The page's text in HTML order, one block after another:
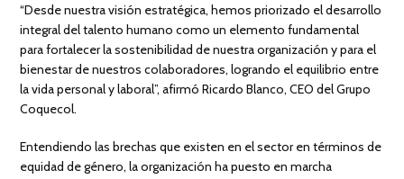
“Desde nuestra visión estratégica, hemos priorizado el desarrollo
integral del talento humano como un elemento fundamental
para fortalecer la sostenibilidad de nuestra organización y para el
bienestar de nuestros colaboradores, logrando el equilibrio entre
la vida personal y laboral”, afirmó Ricardo Blanco, CEO del Grupo
Coquecol.
Entendiendo las brechas que existen en el sector en términos de
equidad de género, la organización ha puesto en marcha